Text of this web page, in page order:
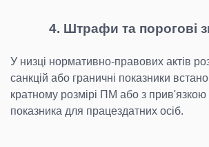
4. Штрафи та порогові
У низці нормативно-правових актів
санкцій або граничні показники
кратному розмірі ПМ або з прив'язкою
показника для працездатних осіб.